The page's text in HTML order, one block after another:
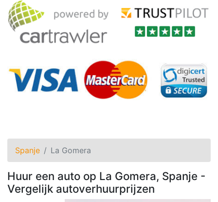
Spanje La Gomera
Huur een auto op La Gomera, Spanje -
Vergelijk autoverhuurprijzen